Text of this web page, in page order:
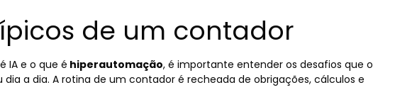
de um contador
IA e o que é hiperautomação, é importante entender os desafios que o
a dia. A rotina de um contador é recheada de obrigações, cálculos e